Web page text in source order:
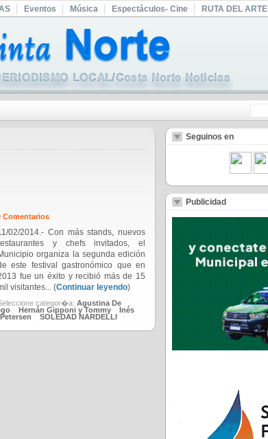
Eventos Música Espectáculos- Cine RUTA DEL ARTE
Comentarios
02/2014.- Con más stands, nuevos
y chefs invitados, el
organiza la segunda edición
este festival gastronómico que en
fue un éxito y recibió más de 15
visitantes... (Continuar leyendo)
categor�a: Agustina De
Hernán Gipponi y Tommy
Inés
SOLEDAD NARDELLI
Seguinos en
Publicidad